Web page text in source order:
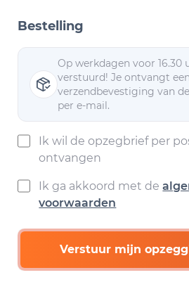
Bestelling
Op werkdagen voor 16.30
verstuurd! Je ontvangt een
verzendbevestiging van
per e-mail.
Ik wil de opzegbrief per
ontvangen
Ik ga akkoord met de
voorwaarden
Verstuur mijn